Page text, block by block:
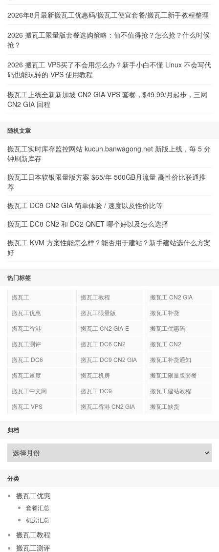
2026年8月最新搬瓦工优惠码/搬瓦工便宜套餐/搬瓦工新手教程整理
2026 搬瓦工限量版套餐选购策略：值不值得抢？怎么抢？什么时候
抢？
2026 搬瓦工 VPS买了不会用怎么办？新手小白不懂 Linux 不会写代
码也能玩转的 VPS 使用教程
搬瓦工上线全新新加坡 CN2 GIA VPS 套餐，$49.99/月起步，三网
CN2 GIA 回程
随机文章
搬瓦工实时库存监控网站 kucun.banwagong.net 新版上线，每 5 分
钟刷新库存
搬瓦工日本软银限量版方案 $65/年 500GB月流量 高性价比联通推
荐
搬瓦工 DC9 CN2 GIA 简单体验 / 速度以及性价比等
搬瓦工 DC8 CN2 和 DC2 QNET 哪个好以及怎么选择
搬瓦工 KVM 方案性能怎么样？能否用于建站？新手建站选什么方案
好
热门标签
搬瓦工 搬瓦工教程
搬瓦工 CN2 GIA
搬瓦工优惠
搬瓦工限量版
搬瓦工补货
搬瓦工香港
搬瓦工 CN2 GIA-E
搬瓦工优惠码
搬瓦工测评
搬瓦工 DC6 CN2
搬瓦工 CN2
搬瓦工 DC6
搬瓦工 DC9 CN2 GIA
搬瓦工补货通知
搬瓦工速度
搬瓦工机房
搬瓦工限量版套餐
搬瓦工中文网
搬瓦工 DC9
搬瓦工建站教程
搬瓦工 VPS
搬瓦工香港 CN2 GIA 搬瓦工缺货
归档
分类
搬瓦工优惠
套餐汇总
机房汇总
搬瓦工教程
搬瓦工测评